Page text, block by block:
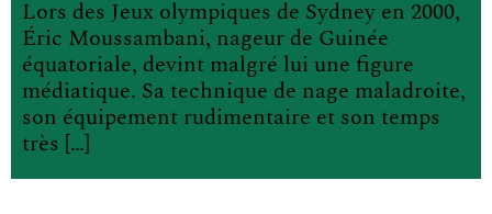
Lors des Jeux olympiques de Sydney en 2000,
Éric Moussambani, nageur de Guinée
équatoriale, devint malgré lui une figure
médiatique. Sa technique de nage maladroite,
son équipement rudimentaire et son temps
très […]